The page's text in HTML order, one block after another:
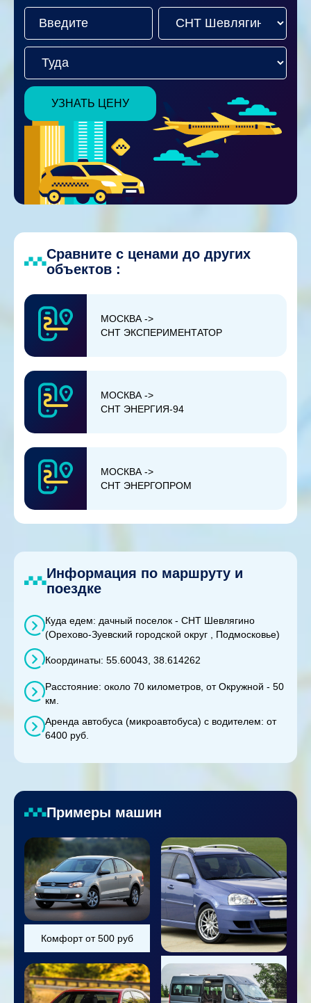
УЗНАТЬ ЦЕНУ
Сравните с ценами до других
объектов :
МОСКВА ->
СНТ ЭКСПЕРИМЕНТАТОР
МОСКВА ->
СНТ ЭНЕРГИЯ-94
МОСКВА ->
СНТ ЭНЕРГОПРОМ
Информация по маршруту и
поездке
Куда едем: дачный поселок - СНТ Шевлягино
(Орехово-Зуевский городской округ , Подмосковье)
Координаты: 55.60043, 38.614262
Расстояние: около 70 километров, от Окружной - 50
км.
Аренда автобуса (микроавтобуса) с водителем: от
6400 руб.
Примеры машин
Комфорт от 500 руб
Универсал от 800 руб